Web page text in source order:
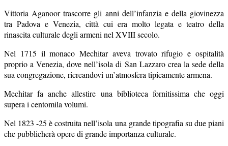
Vittoria Aganoor trascorre gli anni dell’infanzia e della giovinezza
tra Padova e Venezia, città cui era molto legata e teatro della
rinascita culturale degli armeni nel XVIII secolo.
Nel 1715 il monaco Mechitar aveva trovato rifugio e ospitalità
proprio a Venezia, dove nell’isola di San Lazzaro crea la sede della
sua congregazione, ricreandovi un’atmosfera tipicamente armena.
Mechitar fa anche allestire una biblioteca fornitissima che oggi
supera i centomila volumi.
Nel 1823 -25 è costruita nell’isola una grande tipografia su due piani
che pubblicherà opere di grande importanza culturale.